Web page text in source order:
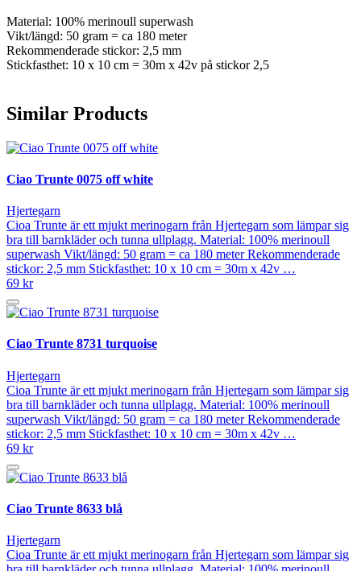
Material: 100% merinoull superwash
Vikt/längd: 50 gram = ca 180 meter
Rekommenderade stickor: 2,5 mm
Stickfasthet: 10 x 10 cm = 30m x 42v på stickor 2,5
Similar Products
Ciao Trunte 0075 off white
Hjertegarn
Cioa Trunte är ett mjukt merinogarn från Hjertegarn som lämpar sig
bra till barnkläder och tunna ullplagg. Material: 100% merinoull
superwash Vikt/längd: 50 gram = ca 180 meter Rekommenderade
stickor: 2,5 mm Stickfasthet: 10 x 10 cm = 30m x 42v …
69 kr
Ciao Trunte 8731 turquoise
Hjertegarn
Cioa Trunte är ett mjukt merinogarn från Hjertegarn som lämpar sig
bra till barnkläder och tunna ullplagg. Material: 100% merinoull
superwash Vikt/längd: 50 gram = ca 180 meter Rekommenderade
stickor: 2,5 mm Stickfasthet: 10 x 10 cm = 30m x 42v …
69 kr
Ciao Trunte 8633 blå
Hjertegarn
Cioa Trunte är ett mjukt merinogarn från Hjertegarn som lämpar sig